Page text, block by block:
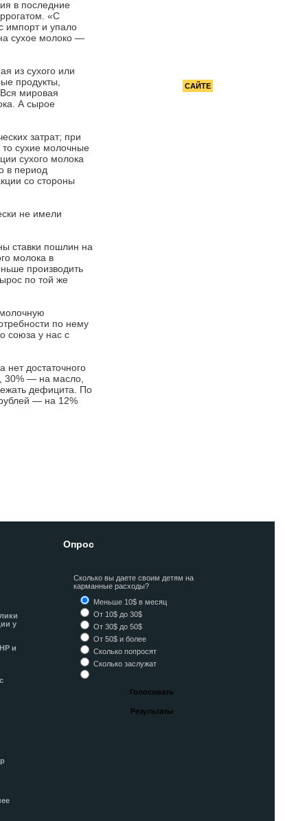
в последние
«С
импорт и упало
сухое молоко —
из сухого или
продукты,
мировая
А сырое
затрат; при
то сухие молочные
сухого молока
в период
со стороны
не имели
ставки пошлин на
молока в
производить
по той же
по нему
союза у нас с
нет достаточного
30% — на масло,
дефицита. По
— на 12%
САЙТЕ
у
и
Опрос
Сколько вы даете своим детям на
карманные расходы?
Меньше 10$ в месяц
От 10$ до 30$
От 30$ до 50$
От 50$ и более
Сколько попросят
Сколько заслужат